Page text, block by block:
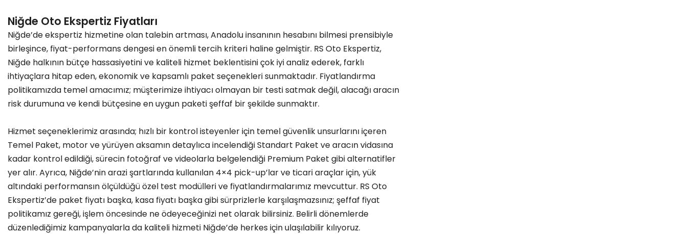
Niğde Oto Ekspertiz Fiyatları
Niğde’de ekspertiz hizmetine olan talebin artması, Anadolu insanının hesabını bilmesi prensibiyle
birleşince, fiyat-performans dengesi en önemli tercih kriteri haline gelmiştir. RS Oto Ekspertiz,
Niğde halkının bütçe hassasiyetini ve kaliteli hizmet beklentisini çok iyi analiz ederek, farklı
ihtiyaçlara hitap eden, ekonomik ve kapsamlı paket seçenekleri sunmaktadır. Fiyatlandırma
politikamızda temel amacımız; müşterimize ihtiyacı olmayan bir testi satmak değil, alacağı aracın
risk durumuna ve kendi bütçesine en uygun paketi şeffaf bir şekilde sunmaktır.
Hizmet seçeneklerimiz arasında; hızlı bir kontrol isteyenler için temel güvenlik unsurlarını içeren
Temel Paket, motor ve yürüyen aksamın detaylıca incelendiği Standart Paket ve aracın vidasına
kadar kontrol edildiği, sürecin fotoğraf ve videolarla belgelendiği Premium Paket gibi alternatifler
yer alır. Ayrıca, Niğde’nin arazi şartlarında kullanılan 4×4 pick-up’lar ve ticari araçlar için, yük
altındaki performansın ölçüldüğü özel test modülleri ve fiyatlandırmalarımız mevcuttur. RS Oto
Ekspertiz’de paket fiyatı başka, kasa fiyatı başka gibi sürprizlerle karşılaşmazsınız; şeffaf fiyat
politikamız gereği, işlem öncesinde ne ödeyeceğinizi net olarak bilirsiniz. Belirli dönemlerde
düzenlediğimiz kampanyalarla da kaliteli hizmeti Niğde’de herkes için ulaşılabilir kılıyoruz.